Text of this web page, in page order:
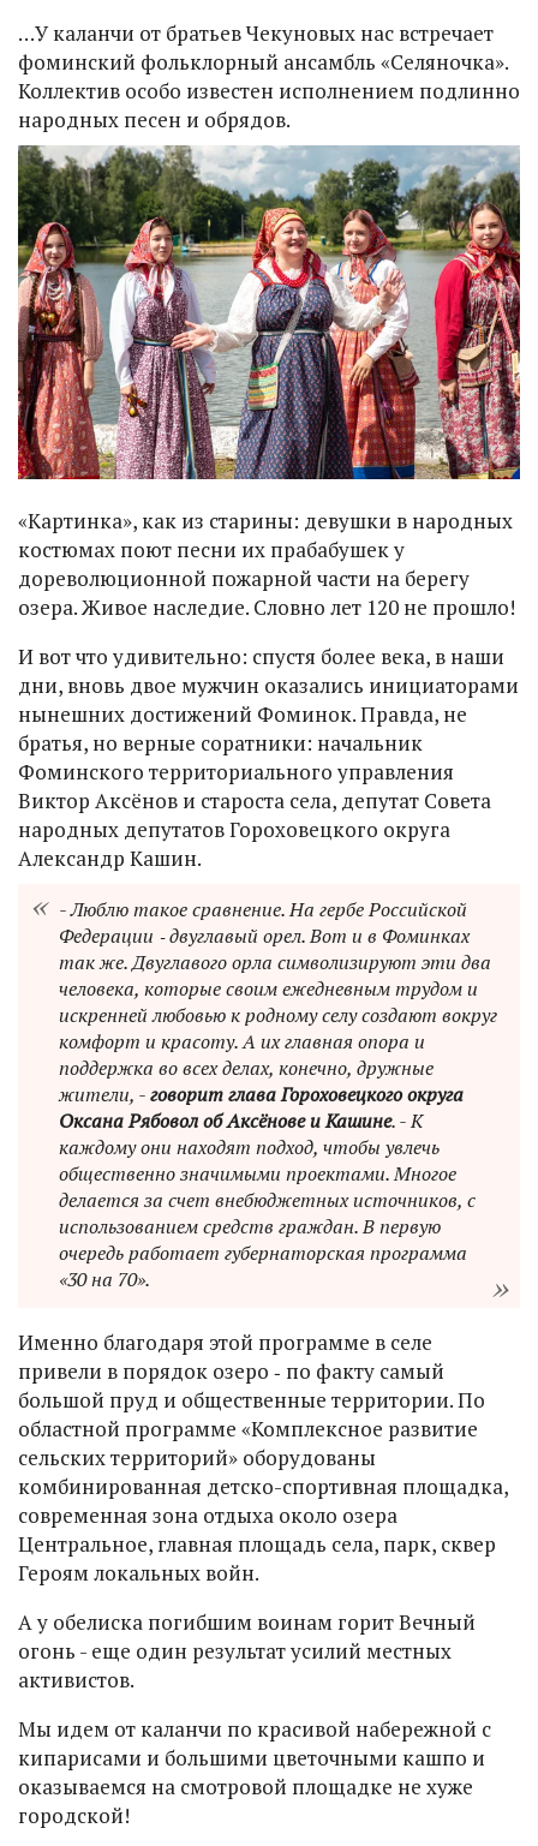
…У каланчи от братьев Чекуновых нас встречает
фоминский фольклорный ансамбль «Селяночка».
Коллектив особо известен исполнением подлинно
народных песен и обрядов.
«Картинка», как из старины: девушки в народных
костюмах поют песни их прабабушек у
дореволюционной пожарной части на берегу
озера. Живое наследие. Словно лет 120 не прошло!
И вот что удивительно: спустя более века, в наши
дни, вновь двое мужчин оказались инициаторами
нынешних достижений Фоминок. Правда, не
братья, но верные соратники: начальник
Фоминского территориального управления
Виктор Аксёнов и староста села, депутат Совета
народных депутатов Гороховецкого округа
Александр Кашин.
- Люблю такое сравнение. На гербе Российской
Федерации ‑ двуглавый орел. Вот и в Фоминках
так же. Двуглавого орла символизируют эти два
человека, которые своим ежедневным трудом и
искренней любовью к родному селу создают вокруг
комфорт и красоту. А их главная опора и
поддержка во всех делах, конечно, дружные
жители, -говорит глава Гороховецкого округа
Оксана Рябовол об Аксёнове и Кашине. - К
каждому они находят подход, чтобы увлечь
общественно значимыми проектами. Многое
делается за счет внебюджетных источников, с
использованием средств граждан. В первую
очередь работает губернаторская программа
«30 на 70».
Именно благодаря этой программе в селе
привели в порядок озеро ‑ по факту самый
большой пруд и общественные территории. По
областной программе «Комплексное развитие
сельских территорий» оборудованы
комбинированная детско-спортивная площадка,
современная зона отдыха около озера
Центральное, главная площадь села, парк, сквер
Героям локальных войн.
А у обелиска погибшим воинам горит Вечный
огонь - еще один результат усилий местных
активистов.
Мы идем от каланчи по красивой набережной с
кипарисами и большими цветочными кашпо и
оказываемся на смотровой площадке не хуже
городской!